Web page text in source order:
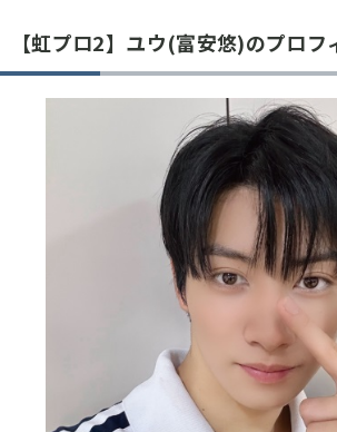
【虹プロ2】ユウ(富安悠)のプロフ